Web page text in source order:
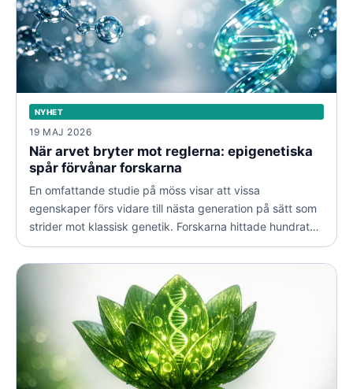
NYHET
19 MAJ 2026
När arvet bryter mot reglerna: epigenetiska
spår förvånar forskarna
En omfattande studie på möss visar att vissa
egenskaper förs vidare till nästa generation på sätt som
strider mot klassisk genetik. Forskarna hittade hundratals
fall där kemiska markörer på DNA:t betedde sig oväntat.